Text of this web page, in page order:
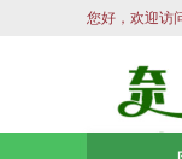
您好，欢迎访